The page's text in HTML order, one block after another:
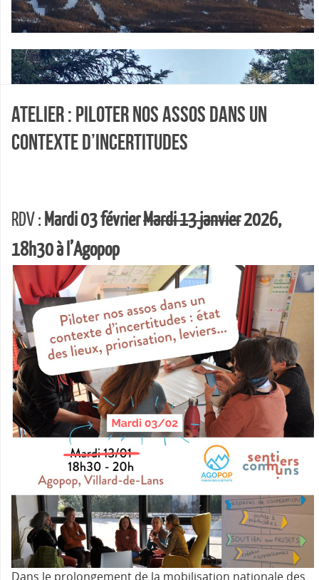
Atelier : Piloter nos assos dans un
contexte d’incertitudes
RDV : Mardi 03 févrierMardi 13 janvier2026,
18h30 à l’Agopop
Dans le prolongement de la mobilisation nationale des